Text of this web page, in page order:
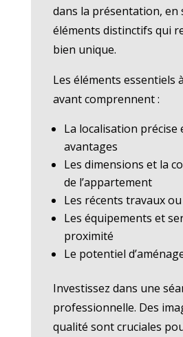
dans la présentation, en
éléments distinctifs qui
bien unique.
Les éléments essentiels
avant comprennent :
La localisation précise
avantages
Les dimensions et la
de l’appartement
Les récents travaux
Les équipements et
proximité
Le potentiel
Investissez dans une
professionnelle. Des
qualité sont cruciales